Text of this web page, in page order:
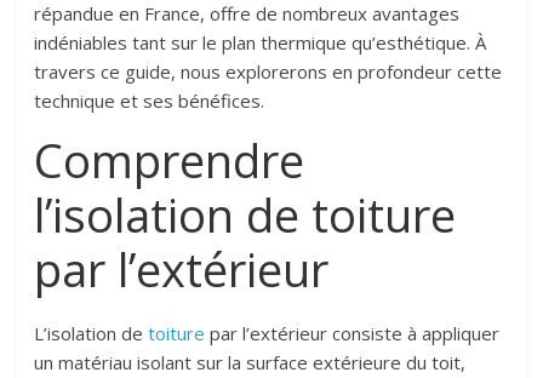
répandue en France, offre de nombreux avantages
indéniables tant sur le plan thermique qu’esthétique. À
travers ce guide, nous explorerons en profondeur cette
technique et ses bénéfices.
Comprendre
l’isolation de toiture
par l’extérieur
L’isolation detoiture par l’extérieur consiste à appliquer
un matériau isolant sur la surface extérieure du toit,